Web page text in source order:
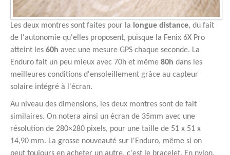
Les deux montres sont faites pour la longue distance, du fait
de l'autonomie qu'elles proposent, puisque la Fenix 6X Pro
atteint les 60h avec une mesure GPS chaque seconde. La
Enduro fait un peu mieux avec 70h et même 80h dans les
meilleures conditions d'ensoleillement grâce au capteur
solaire intégré à l'écran.
Au niveau des dimensions, les deux montres sont de fait
similaires. On notera ainsi un écran de 35mm avec une
résolution de 280×280 pixels, pour une taille de 51 x 51 x
14,90 mm. La grosse nouveauté sur l'Enduro, même si on